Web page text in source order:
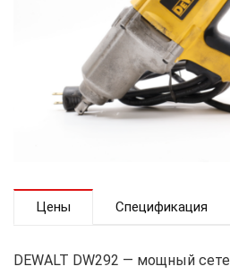
Цены Спецификация
DEWALT DW292 — мощный